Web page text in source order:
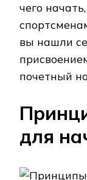
чего
вы нашли
почетный
для